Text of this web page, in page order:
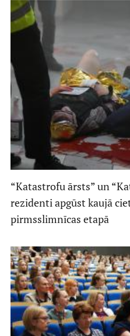
“Katastrofu ārsts” un
rezidenti apgūst kaujā
pirmsslimnīcas etapā